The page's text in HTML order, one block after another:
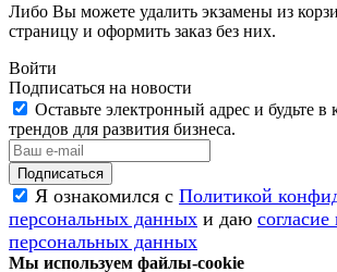
Либо Вы можете удалить экзамены из
страницу и оформить заказ без них.
Войти
Подписаться на новости
Оставьте электронный адрес и будьте в
трендов для развития бизнеса.
Я ознакомился с Политикой
персональных данных и даю
персональных данных
Мы используем файлы-cookie